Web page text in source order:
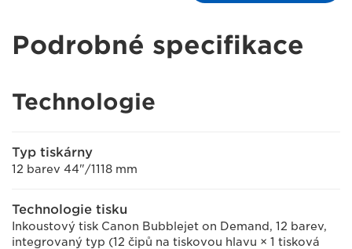
Podrobné specifikace
Technologie
Typ tiskárny
12 barev 44"/1118 mm
Technologie tisku
Inkoustový tisk Canon Bubblejet on Demand, 12 barev,
integrovaný typ (12 čipů na tiskovou hlavu × 1 tisková